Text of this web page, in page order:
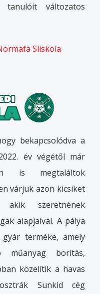
változatos
Síiskola
bekapcsolódva a
év végétől már
is megtaláltok
várjuk azon kicsiket
szeretnének
alapjaival. A pálya
terméke, amely
műanyag borítás,
közelítik a havas
Sunkid cég